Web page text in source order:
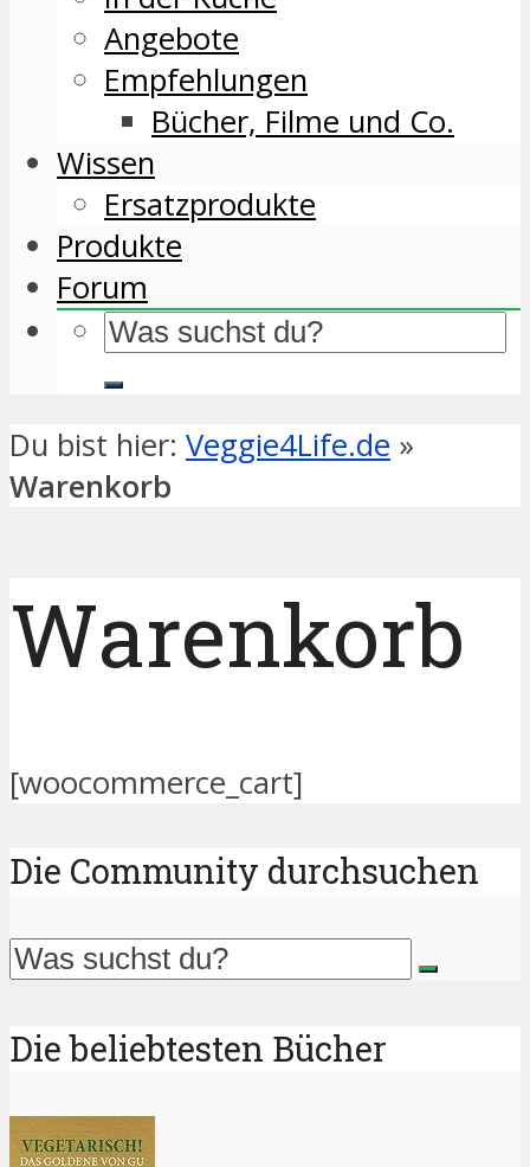
Angebote
Empfehlungen
Bücher, Filme und Co.
Wissen
Ersatzprodukte
Produkte
Forum
Du bist hier: Veggie4Life.de »
Warenkorb
Warenkorb
[woocommerce_cart]
Die Community durchsuchen
Die beliebtesten Bücher